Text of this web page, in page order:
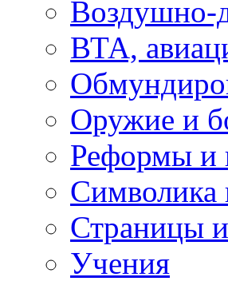
Воздушно-
ВТА,
Оружие и
Реформы и
Символика
Страницы
Учения